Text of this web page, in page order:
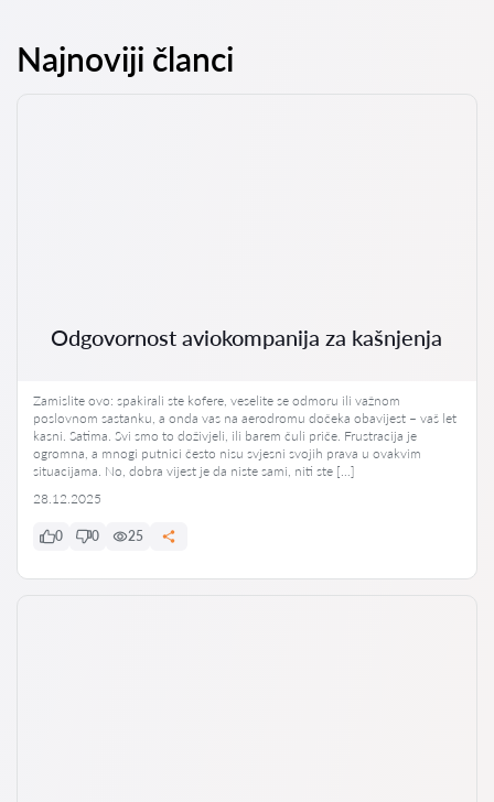
Najnoviji članci
Odgovornost aviokompanija za kašnjenja
Zamislite ovo: spakirali ste kofere, veselite se odmoru ili važnom
poslovnom sastanku, a onda vas na aerodromu dočeka obavijest – vaš let
kasni. Satima. Svi smo to doživjeli, ili barem čuli priče. Frustracija je
ogromna, a mnogi putnici često nisu svjesni svojih prava u ovakvim
situacijama. No, dobra vijest je da niste sami, niti ste […]
28.12.2025
0 0 25